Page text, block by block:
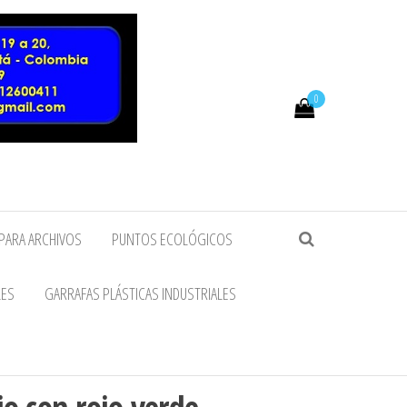
0
ARCHIVOS PUNTOS ECOLÓGICOS
GARRAFAS PLÁSTICAS INDUSTRIALES